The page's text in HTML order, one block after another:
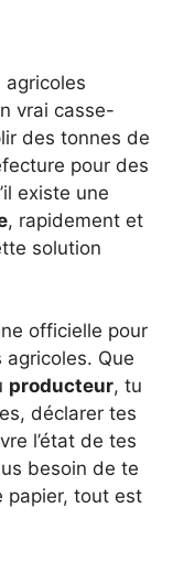
vrai casse-
des tonnes de
pour des
existe une
, rapidement et
solution
officielle pour
Que
producteur, tu
déclarer tes
l’état de tes
besoin de te
papier, tout est